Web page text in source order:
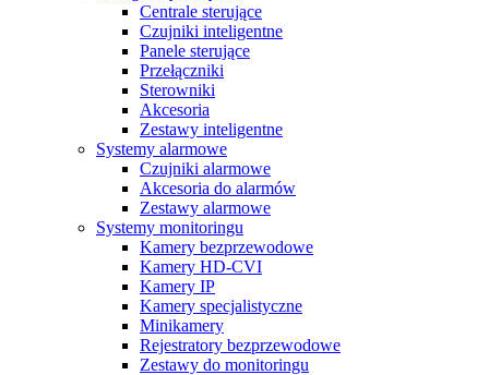
Centrale sterujące
Czujniki inteligentne
Panele sterujące
Przełączniki
Sterowniki
Akcesoria
Zestawy inteligentne
Systemy alarmowe
Czujniki alarmowe
Akcesoria do alarmów
Zestawy alarmowe
Systemy monitoringu
Kamery bezprzewodowe
Kamery HD-CVI
Kamery IP
Kamery specjalistyczne
Minikamery
Rejestratory bezprzewodowe
Zestawy do monitoringu